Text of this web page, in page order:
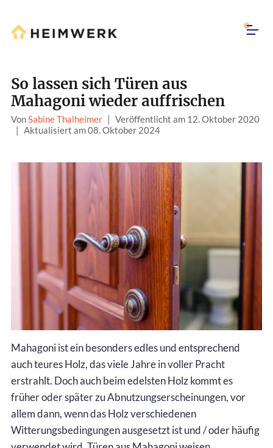
So lassen sich Türen aus
Mahagoni wieder auffrischen
VonSabine Thalheimer | Veröffentlicht am 12. Oktober 2020
| Aktualisiert am 08. Oktober 2024
Mahagoni ist ein besonders edles und entsprechend
auch teures Holz, das viele Jahre in voller Pracht
erstrahlt. Doch auch beim edelsten Holz kommt es
früher oder später zu Abnutzungserscheinungen, vor
allem dann, wenn das Holz verschiedenen
Witterungsbedingungen ausgesetzt ist und / oder häufig